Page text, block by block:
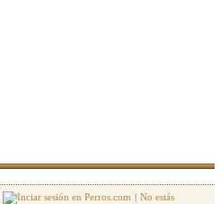
| No estás